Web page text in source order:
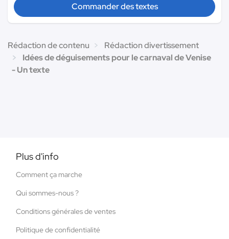
Commander des textes
Rédaction de contenu
Rédaction divertissement
Idées de déguisements pour le carnaval de Venise
- Un texte
Plus d'info
Comment ça marche
Qui sommes-nous ?
Conditions générales de ventes
Politique de confidentialité